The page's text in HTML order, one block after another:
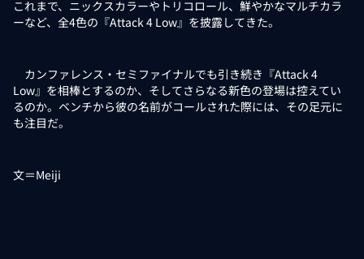
これまで、ニックスカラーやトリコロール、鮮やかなマルチカラ
ーなど、全4色の『Attack 4 Low』を披露してきた。
カンファレンス・セミファイナルでも引き続き『Attack 4
Low』を相棒とするのか、そしてさらなる新色の登場は控えてい
るのか。ベンチから彼の名前がコールされた際には、その足元に
も注目だ。
文＝Meiji